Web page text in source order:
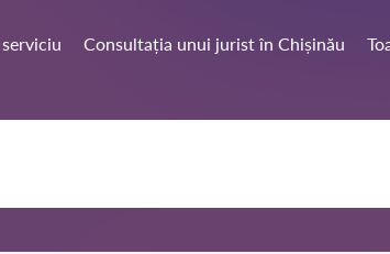
Consultația unui jurist în Chișinău